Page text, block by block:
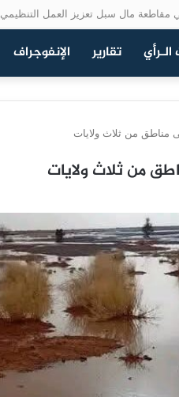
مقاطعة مال سبل تعزيز العمل التنظيمي
تقارير الإنفوجراف
مناطق من ثلاث ولايات
من ثلاث ولايات